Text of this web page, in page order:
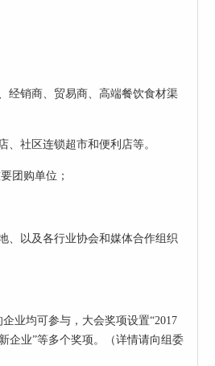
经销商、贸易商、高端餐饮食材渠
社区连锁超市和便利店等。
团购单位；
、以及各行业协会和媒体合作组织
业均可参与，大会奖项设置“2017
企业”等多个奖项。（详情请向组委